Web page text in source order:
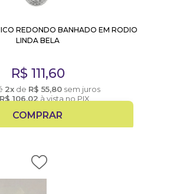
REDONDO BANHADO EM RODIO
LINDA BELA
R$ 111,60
2x de R$ 55,80 sem juros
R$ 106,02 à vista no PIX
COMPRAR